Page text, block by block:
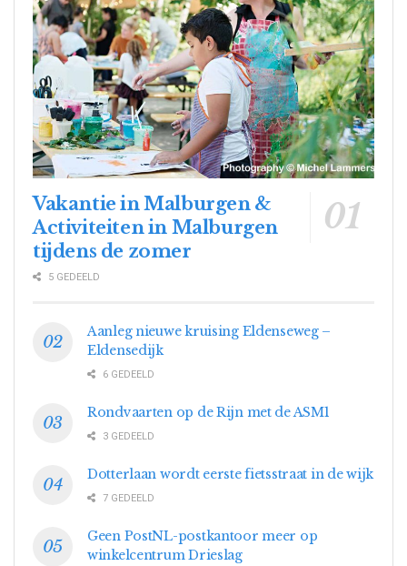
Vakantie in Malburgen &
Activiteiten in Malburgen
tijdens de zomer
5 GEDEELD
Aanleg nieuwe kruising Eldenseweg –
Eldensedijk
6 GEDEELD
Rondvaarten op de Rijn met de ASM1
3 GEDEELD
Dotterlaan wordt eerste fietsstraat in de wijk
7 GEDEELD
Geen PostNL-postkantoor meer op
winkelcentrum Drieslag